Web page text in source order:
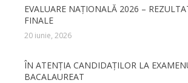
EVALUARE NAȚIONALĂ 2026 –
FINALE
20 iunie, 2026
ÎN ATENȚIA CANDIDAȚILOR LA
BACALAUREAT